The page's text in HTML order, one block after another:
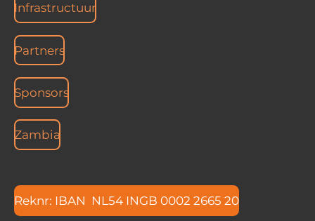
Infrastructuur
Partners
Sponsors
Zambia
Reknr: IBAN NL54 INGB 0002 2665 20